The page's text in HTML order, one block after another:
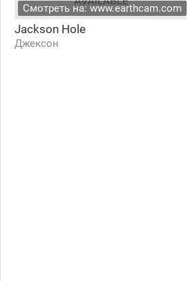
Смотреть на: www.earthcam.com
Jackson Hole
Джексон